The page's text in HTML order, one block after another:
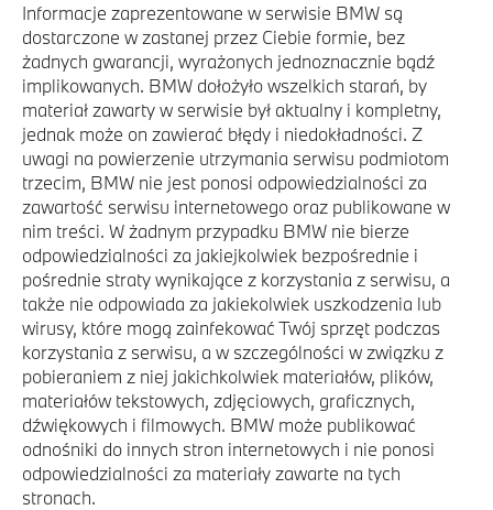
Informacje zaprezentowane w serwisie BMW są
dostarczone w zastanej przez Ciebie formie, bez
żadnych gwarancji, wyrażonych jednoznacznie bądź
implikowanych. BMW dołożyło wszelkich starań, by
materiał zawarty w serwisie był aktualny i kompletny,
jednak może on zawierać błędy i niedokładności. Z
uwagi na powierzenie utrzymania serwisu podmiotom
trzecim, BMW nie jest ponosi odpowiedzialności za
zawartość serwisu internetowego oraz publikowane w
nim treści. W żadnym przypadku BMW nie bierze
odpowiedzialności za jakiejkolwiek bezpośrednie i
pośrednie straty wynikające z korzystania z serwisu, a
także nie odpowiada za jakiekolwiek uszkodzenia lub
wirusy, które mogą zainfekować Twój sprzęt podczas
korzystania z serwisu, a w szczególności w związku z
pobieraniem z niej jakichkolwiek materiałów, plików,
materiałów tekstowych, zdjęciowych, graficznych,
dźwiękowych i filmowych. BMW może publikować
odnośniki do innych stron internetowych i nie ponosi
odpowiedzialności za materiały zawarte na tych
stronach.